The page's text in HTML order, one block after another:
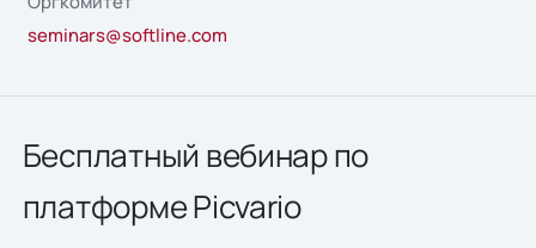
seminars@softline.com
Бесплатный вебинар по
платформе Picvario